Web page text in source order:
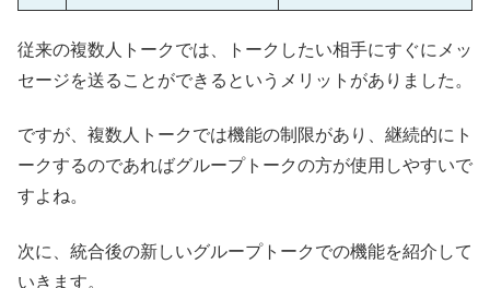
従来の複数人トークでは、トークしたい相手にすぐにメッ
セージを送ることができるというメリットがありました。
ですが、複数人トークでは機能の制限があり、継続的にト
ークするのであればグループトークの方が使用しやすいで
すよね。
次に、統合後の新しいグループトークでの機能を紹介して
いきます。